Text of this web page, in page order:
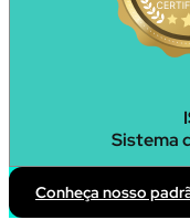
Sistema
Conheça nosso